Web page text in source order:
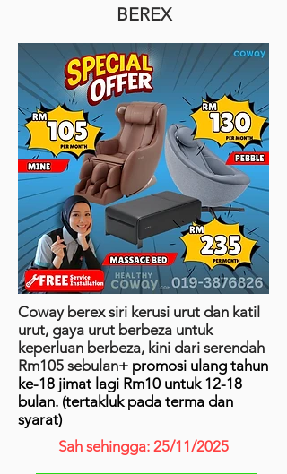
BEREX
Coway berex siri kerusi urut dan katil
urut, gaya urut berbeza untuk
keperluan berbeza, kini dari serendah
Rm105 sebulan+ promosi ulang tahun
ke-18 jimat lagi Rm10 untuk 12-18
bulan. (tertakluk pada terma dan
syarat)
Sah sehingga: 25/11/2025